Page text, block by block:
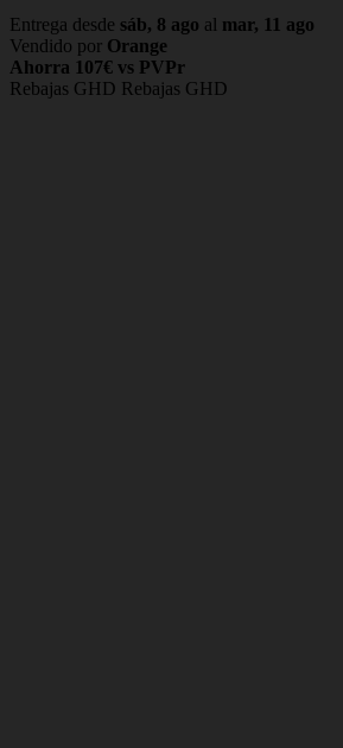
Entrega desde sáb, 8 ago al mar, 11 ago
Vendido por Orange
Ahorra 107€ vs PVPr
Rebajas GHD Rebajas GHD